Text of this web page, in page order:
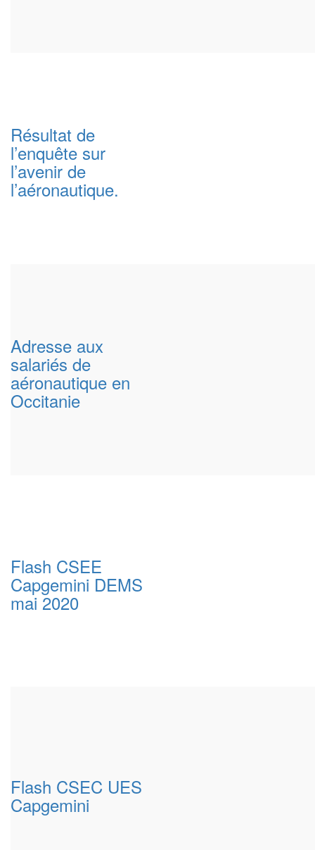
Résultat de
l’enquête sur
l’avenir de
l’aéronautique.
Adresse aux
salariés de
aéronautique en
Occitanie
Flash CSEE
Capgemini DEMS
mai 2020
Flash CSEC UES
Capgemini